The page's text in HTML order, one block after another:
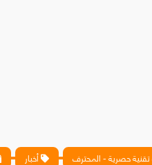
حصرية - المحترف أخبار